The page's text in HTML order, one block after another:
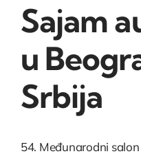
Sajam
u
Srbija
54. Međunarodni